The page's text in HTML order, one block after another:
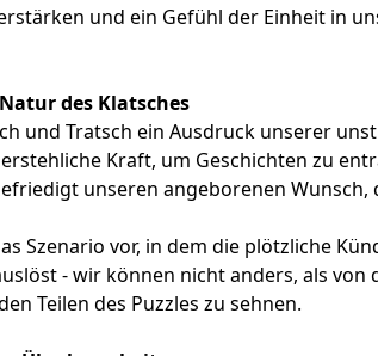
und ein Gefühl der Einheit in
des Klatsches
und Tratsch ein Ausdruck unserer
Kraft, um Geschichten zu
unseren angeborenen
Szenario vor, in dem die plötzliche
- wir können nicht anders, als von
Teilen des Puzzles zu sehnen.